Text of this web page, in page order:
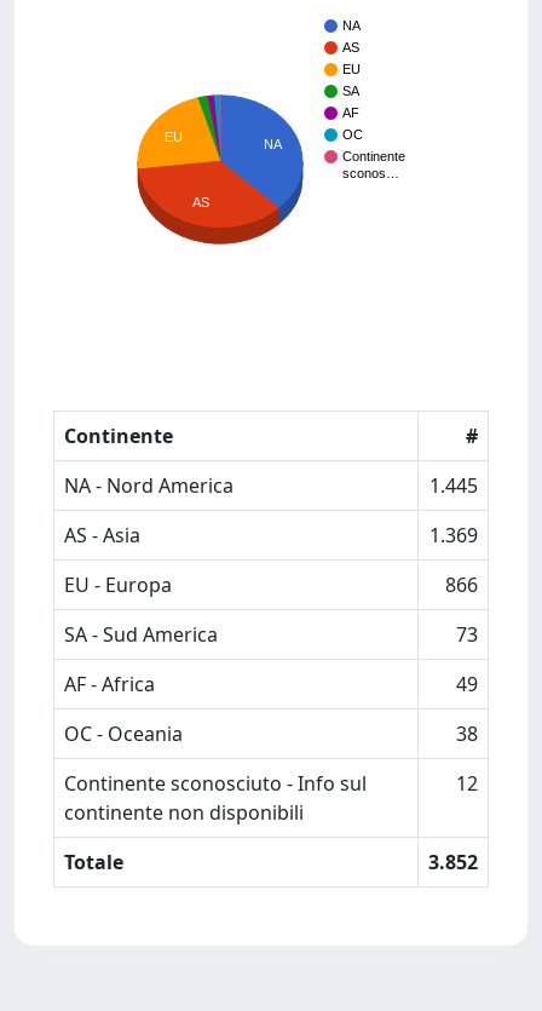
NA
AS
EU
SA
AF
OC
Continente
sconos…
NA
EU
AS
Continente
#
NA - Nord America
1.445
AS - Asia
1.369
EU - Europa
866
SA - Sud America
73
AF - Africa
49
OC - Oceania
38
Continente sconosciuto - Info sul
continente non disponibili
12
Totale 3.852